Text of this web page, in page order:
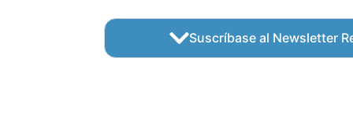
Suscríbase al Newsletter